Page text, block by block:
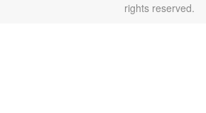
rights reserved.